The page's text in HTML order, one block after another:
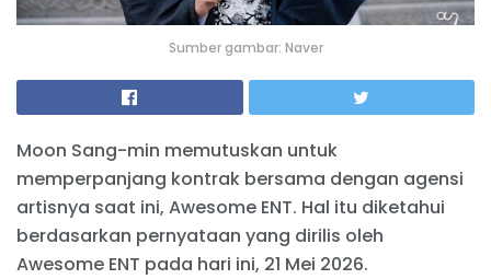
Sumber gambar: Naver
Moon Sang-min memutuskan untuk
memperpanjang kontrak bersama dengan agensi
artisnya saat ini, Awesome ENT. Hal itu diketahui
berdasarkan pernyataan yang dirilis oleh
Awesome ENT pada hari ini, 21 Mei 2026.